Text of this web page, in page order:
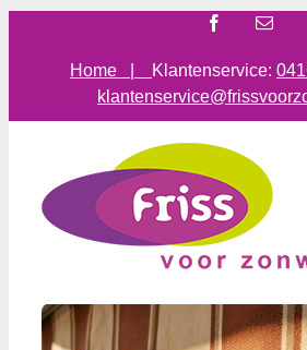
Facebook
E-
Home | Klantenservice: